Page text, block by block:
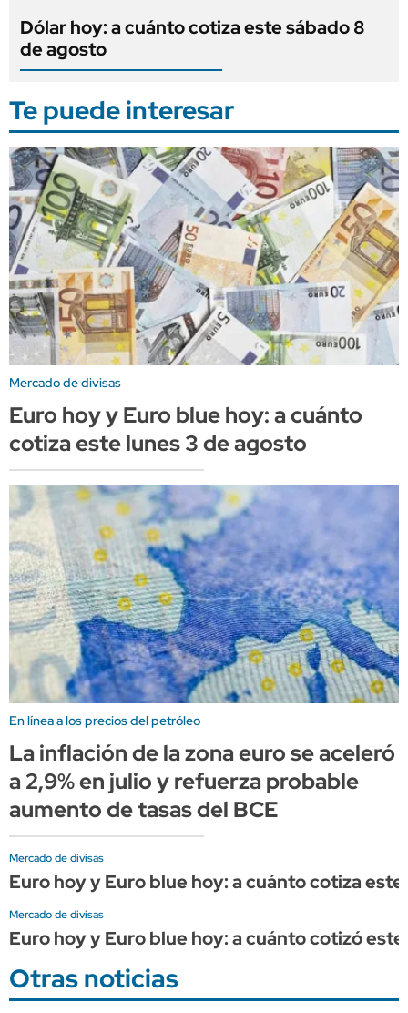
Dólar hoy: a cuánto cotiza este sábado 8
de agosto
Te puede interesar
Mercado de divisas
Euro hoy y Euro blue hoy: a cuánto
cotiza este lunes 3 de agosto
En línea a los precios del petróleo
La inflación de la zona euro se aceleró
a 2,9% en julio y refuerza probable
aumento de tasas del BCE
Mercado de divisas
Euro hoy y Euro blue hoy: a cuánto cotiza
Mercado de divisas
Euro hoy y Euro blue hoy: a cuánto cotizó
Otras noticias